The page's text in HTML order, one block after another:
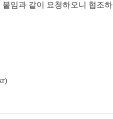
임과 같이 요청하오니 협조